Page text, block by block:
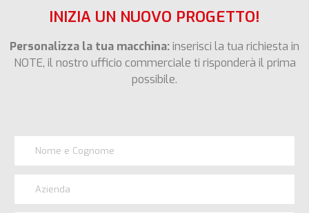
INIZIA UN NUOVO PROGETTO!
Personalizza la tua macchina:inserisci la tua richiesta in
NOTE, il nostro ufficio commerciale ti risponderà il prima
possibile.